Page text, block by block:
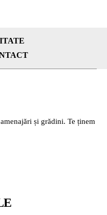
și grădini. Te ținem